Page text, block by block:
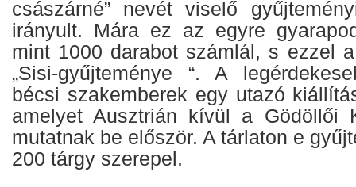
császárné” nevét viselő
irányult. Mára ez az egyre
mint 1000 darabot számlál, s ezzel
„Sisi-gyűjteménye “. A
bécsi szakemberek egy utazó
amelyet Ausztrián kívül a Gödöllői
mutatnak be először. A tárlaton e
200 tárgy szerepel.